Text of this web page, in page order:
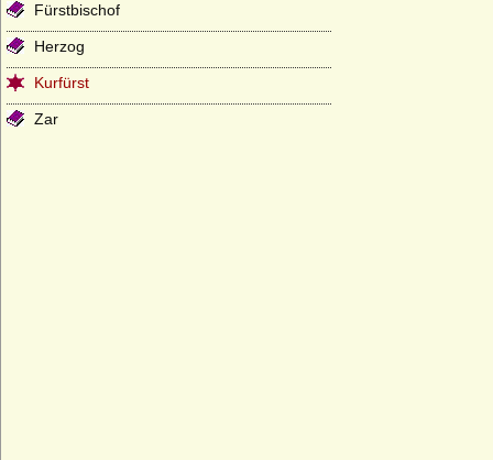
Fürstbischof
Herzog
Kurfürst
Zar